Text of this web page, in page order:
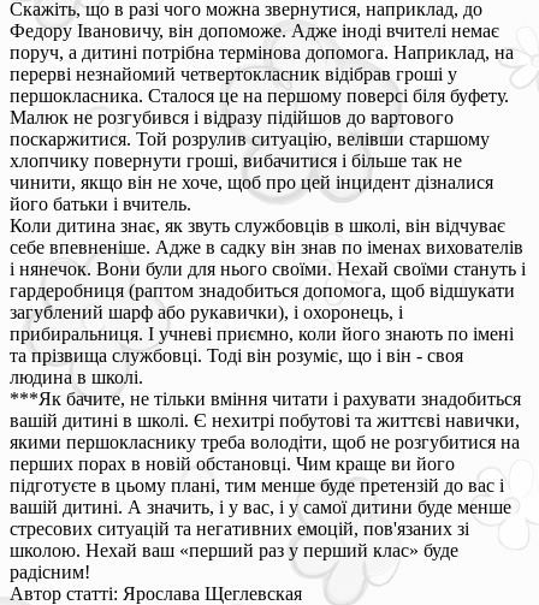
Скажіть, що в разі чого можна звернутися, наприклад, до
Федору Івановичу, він допоможе. Адже іноді вчителі немає
поруч, а дитині потрібна термінова допомога. Наприклад, на
перерві незнайомий четвертокласник відібрав гроші у
першокласника. Сталося це на першому поверсі біля буфету.
Малюк не розгубився і відразу підійшов до вартового
поскаржитися. Той розрулив ситуацію, велівши старшому
хлопчику повернути гроші, вибачитися і більше так не
чинити, якщо він не хоче, щоб про цей інцидент дізналися
його батьки і вчитель.
Коли дитина знає, як звуть службовців в школі, він відчуває
себе впевненіше. Адже в садку він знав по іменах вихователів
і нянечок. Вони були для нього своїми. Нехай своїми стануть і
гардеробниця (раптом знадобиться допомога, щоб відшукати
загублений шарф або рукавички), і охоронець, і
прибиральниця. І учневі приємно, коли його знають по імені
та прізвища службовці. Тоді він розуміє, що і він - своя
людина в школі.
***Як бачите, не тільки вміння читати і рахувати знадобиться
вашій дитині в школі. Є нехитрі побутові та життєві навички,
якими першокласнику треба володіти, щоб не розгубитися на
перших порах в новій обстановці. Чим краще ви його
підготуєте в цьому плані, тим менше буде претензій до вас і
вашій дитині. А значить, і у вас, і у самої дитини буде менше
стресових ситуацій та негативних емоцій, пов'язаних зі
школою. Нехай ваш «перший раз у перший клас» буде
радісним!
Автор статті: Ярослава Щеглевская